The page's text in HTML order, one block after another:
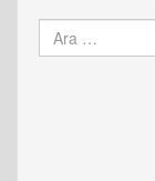
Arama
yap: